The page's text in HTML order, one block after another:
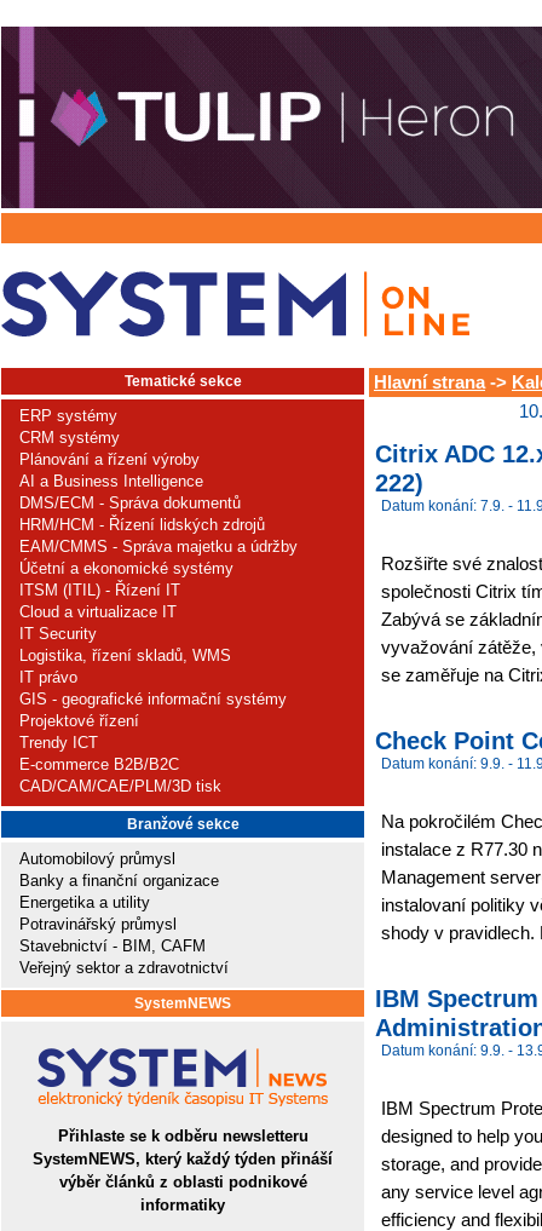
Tematické sekce
ERP systémy
CRM systémy
Plánování a řízení výroby
AI a Business Intelligence
DMS/ECM - Správa dokumentů
HRM/HCM - Řízení lidských zdrojů
EAM/CMMS - Správa majetku a údržby
Účetní a ekonomické systémy
ITSM (ITIL) - Řízení IT
Cloud a virtualizace IT
IT Security
Logistika, řízení skladů, WMS
IT právo
GIS - geografické informační systémy
Projektové řízení
Trendy ICT
E-commerce B2B/B2C
CAD/CAM/CAE/PLM/3D tisk
Branžové sekce
Automobilový průmysl
Banky a finanční organizace
Energetika a utility
Potravinářský průmysl
Stavebnictví - BIM, CAFM
Veřejný sektor a zdravotnictví
SystemNEWS
Přihlaste se k odběru newsletteru
SystemNEWS, který každý týden přináší
výběr článků z oblasti podnikové
informatiky
Hlavní strana->
Citrix ADC
222)
Datum konání: 7.9. -
Rozšiřte své
společnosti Citrix
Zabývá se
vyvažování zátěže,
se zaměřuje na
Check Point
Datum konání: 9.9. -
Na pokročilém
instalace z R77.30
Management
instalovaní politiky
shody v
IBM
Datum konání: 9.9. -
IBM Spectrum
designed to help
storage, and
any service level
efficiency and